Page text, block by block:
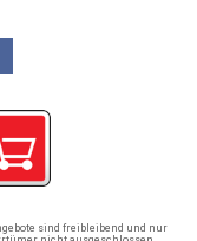
sind freibleibend und nur